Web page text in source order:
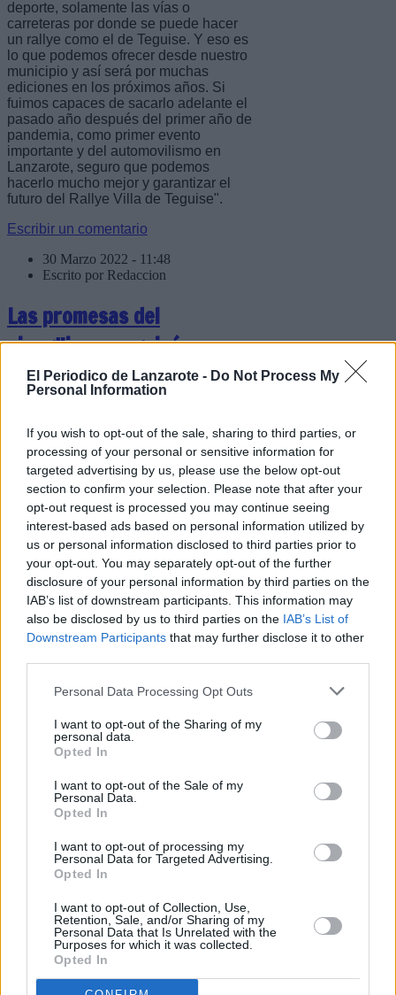
El Periodico de Lanzarote - Do Not Process My
Personal Information
If you wish to opt-out of the sale, sharing to third parties, or
processing of your personal or sensitive information for
targeted advertising by us, please use the below opt-out
section to confirm your selection. Please note that after your
opt-out request is processed you may continue seeing
interest-based ads based on personal information utilized by
us or personal information disclosed to third parties prior to
your opt-out. You may separately opt-out of the further
disclosure of your personal information by third parties on the
IAB’s list of downstream participants. This information may
also be disclosed by us to third parties on the IAB’s List of
Downstream Participants that may further disclose it to other
Personal Data Processing Opt Outs
I want to opt-out of the Sharing of my
personal data.
Opted In
I want to opt-out of the Sale of my
Personal Data.
Opted In
I want to opt-out of processing my
Personal Data for Targeted Advertising.
Opted In
I want to opt-out of Collection, Use,
Retention, Sale, and/or Sharing of my
Personal Data that Is Unrelated with the
Purposes for which it was collected.
Opted In
deporte, solamente las vías o
carreteras por donde se puede hacer
un rallye como el de Teguise. Y eso es
lo que podemos ofrecer desde nuestro
municipio y así será por muchas
ediciones en los próximos años. Si
fuimos capaces de sacarlo adelante el
pasado año después del primer año de
pandemia, como primer evento
importante y del automovilismo en
Lanzarote, seguro que podemos
hacerlo mucho mejor y garantizar el
futuro del Rallye Villa de Teguise".
Escribir un comentario
30 Marzo 2022 - 11:48
Escrito por Redaccion
Las promesas del
piragüismo seguirán
contando con el apoyo
Lanzarote
La presidenta del Cabildo de
Lanzarote, María Dolores
Corujo, y el consejero insular
de Deportes, Alfredo
Mendoza, felicitan a los
jóvenes palistas del Club de
Piragüismo Los Marlines por
su buen arranque de
temporada, en una campaña
que será larga y en la que
apoyo decidido de la
Institución
Escribir un comentario
29 Marzo 2022 - 12:05
Las 38 medallas hacen
campeones a Los Marlines
de la I Copa de España de
Kayak de Mar y de la I Copa
de España de Jóvenes